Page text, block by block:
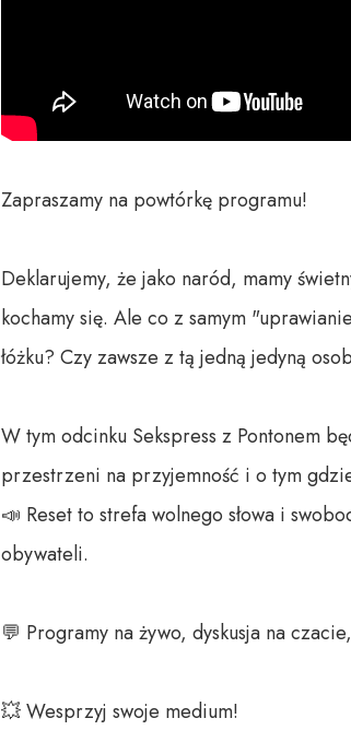
Zapraszamy na powtórkę programu!
Deklarujemy, że jako naród, mamy
kochamy się. Ale co z samym
łóżku? Czy zawsze z tą jedną jedyną
W tym odcinku Sekspress z Pontonem
przestrzeni na przyjemność i o tym
📣 Reset to strefa wolnego słowa i
obywateli.
💬 Programy na żywo, dyskusja na
💥 Wesprzyj swoje medium!